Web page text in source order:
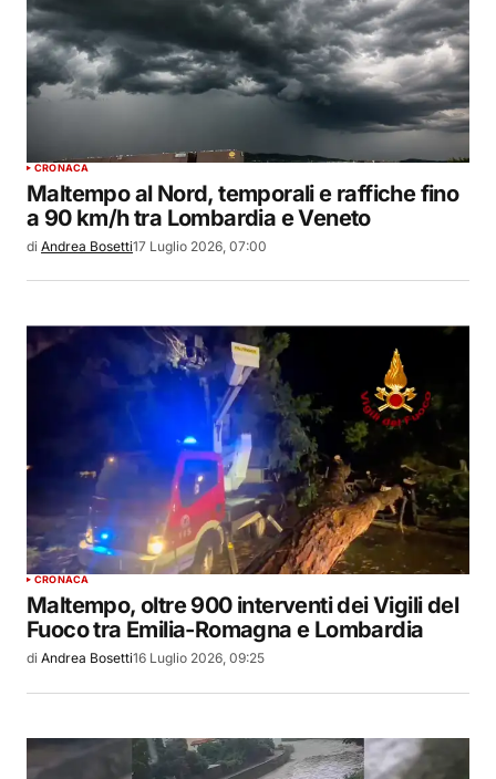
CRONACA
Maltempo al Nord, temporali e raffiche fino
a 90 km/h tra Lombardia e Veneto
di Andrea Bosetti17 Luglio 2026, 07:00
CRONACA
Maltempo, oltre 900 interventi dei Vigili del
Fuoco tra Emilia-Romagna e Lombardia
di Andrea Bosetti16 Luglio 2026, 09:25